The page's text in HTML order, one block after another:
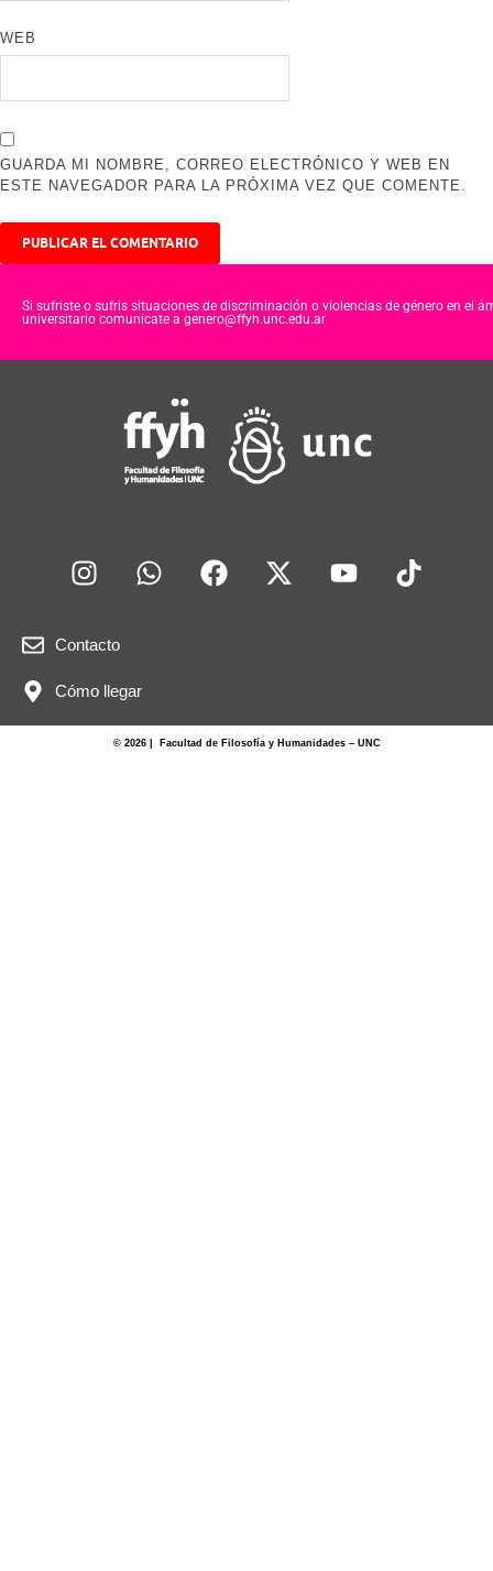
WEB
GUARDA MI NOMBRE, CORREO ELECTRÓNICO Y WEB EN
ESTE NAVEGADOR PARA LA PRÓXIMA VEZ QUE COMENTE.
Si sufriste o sufris situaciones de discriminación o violencias de género en el
universitario comunicate a genero@ffyh.unc.edu.ar
Contacto
Cómo llegar
© 2026 | Facultad de Filosofía y Humanidades – UNC